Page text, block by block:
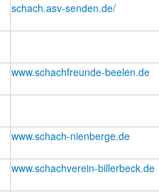
schach.asv-senden.de/
www.schachfreunde-beelen.de
www.schach-nienberge.de
www.schachverein-billerbeck.de